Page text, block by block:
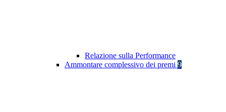
Relazione sulla Performance
Ammontare complessivo dei premi 9